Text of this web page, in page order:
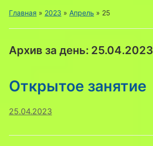
Главная » 2023 » Апрель » 25
Архив за день: 25.04.2023
Открытое занятие
25.04.2023